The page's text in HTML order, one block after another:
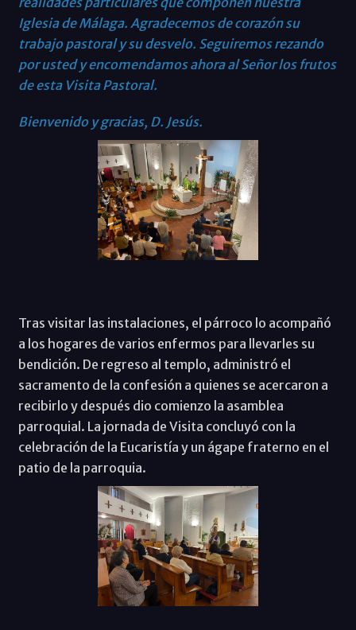
Iglesia de Málaga. Agradecemos de corazón su
trabajo pastoral y su desvelo. Seguiremos rezando
por usted y encomendamos ahora al Señor los frutos
de esta Visita Pastoral.
Bienvenido y gracias, D. Jesús.
Tras visitar las instalaciones, el párroco lo acompañó
a los hogares de varios enfermos para llevarles su
bendición. De regreso al templo, administró el
sacramento de la confesión a quienes se acercaron a
recibirlo y después dio comienzo la asamblea
parroquial. La jornada de Visita concluyó con la
celebración de la Eucaristía y un ágape fraterno en el
patio de la parroquia.